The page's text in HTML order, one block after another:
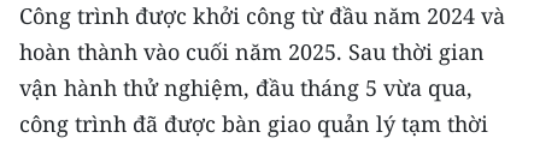
Công trình được khởi công từ đầu năm 2024 và
hoàn thành vào cuối năm 2025. Sau thời gian
vận hành thử nghiệm, đầu tháng 5 vừa qua,
công trình đã được bàn giao quản lý tạm thời